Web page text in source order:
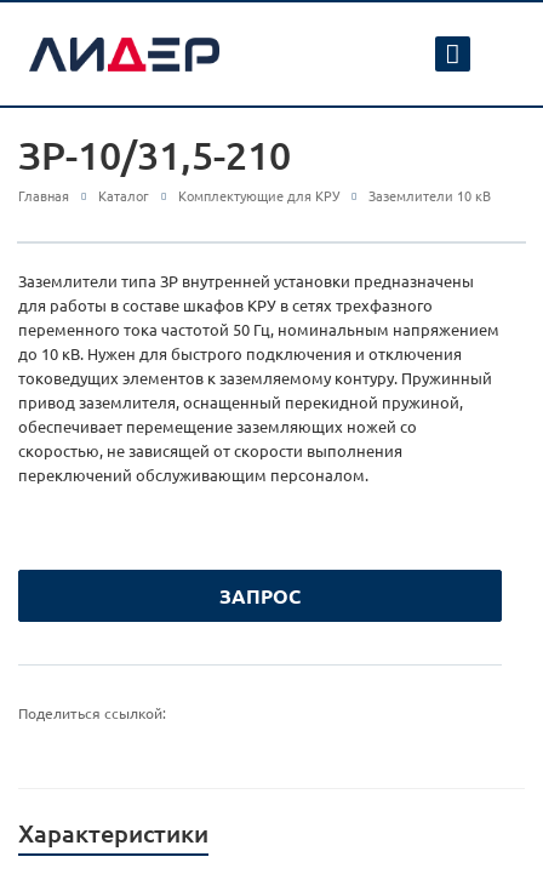
ЗР-10/31,5-210
Главная Каталог Комплектующие для КРУ Заземлители 10 кВ
Заземлители типа ЗР внутренней установки предназначены
для работы в составе шкафов КРУ в сетях трехфазного
переменного тока частотой 50 Гц, номинальным напряжением
до 10 кВ. Нужен для быстрого подключения и отключения
токоведущих элементов к заземляемому контуру. Пружинный
привод заземлителя, оснащенный перекидной пружиной,
обеспечивает перемещение заземляющих ножей со
скоростью, не зависящей от скорости выполнения
переключений обслуживающим персоналом.
ЗАПРОС
Поделиться ссылкой:
Характеристики